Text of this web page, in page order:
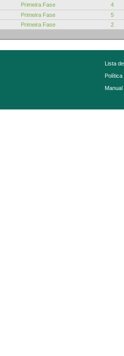
Primeira Fase
4
Primeira Fase
5
Primeira Fase
2
Lista